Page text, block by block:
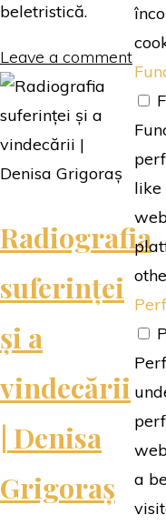
beletristică.
Leave a comment
Radiografia
suferinței
și a
vindecării
| Denisa
Grigoraș
like
a